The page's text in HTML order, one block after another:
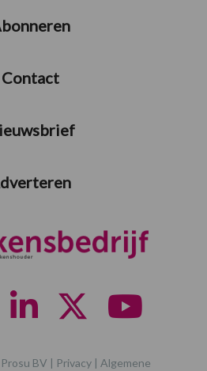
Contact
BV | Privacy | Algemene